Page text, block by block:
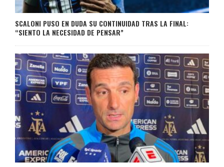
SCALONI PUSO EN DUDA SU CONTINUIDAD TRAS LA FINAL:
“SIENTO LA NECESIDAD DE PENSAR”